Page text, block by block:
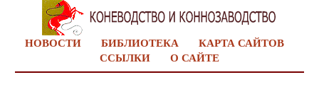
НОВОСТИ БИБЛИОТЕКА
КАРТА САЙТОВ
ССЫЛКИ
О САЙТЕ